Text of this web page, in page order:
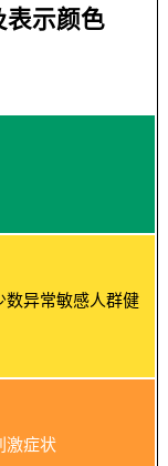
表示颜色
数异常敏感人群健
激症状